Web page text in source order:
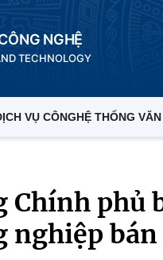
NGHỆ
TECHNOLOGY
VỤ CÔNGHỆ THỐNG
Chính phủ
nghiệp bán